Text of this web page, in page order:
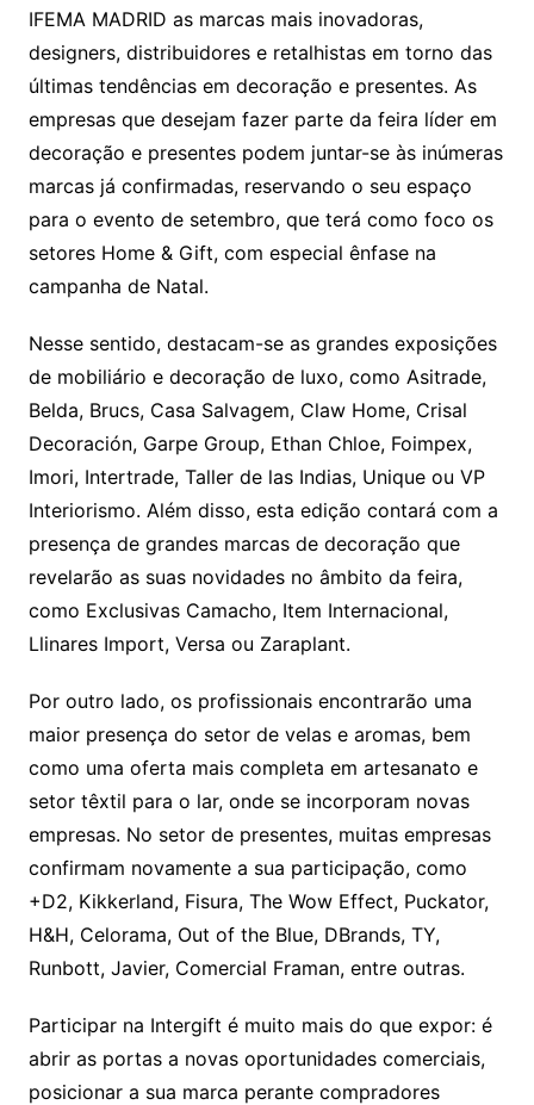
IFEMA MADRID as marcas mais inovadoras,
designers, distribuidores e retalhistas em torno das
últimas tendências em decoração e presentes. As
empresas que desejam fazer parte da feira líder em
decoração e presentes podem juntar-se às inúmeras
marcas já confirmadas, reservando o seu espaço
para o evento de setembro, que terá como foco os
setores Home & Gift, com especial ênfase na
campanha de Natal.
Nesse sentido, destacam-se as grandes exposições
de mobiliário e decoração de luxo, como Asitrade,
Belda, Brucs, Casa Salvagem, Claw Home, Crisal
Decoración, Garpe Group, Ethan Chloe, Foimpex,
Imori, Intertrade, Taller de las Indias, Unique ou VP
Interiorismo. Além disso, esta edição contará com a
presença de grandes marcas de decoração que
revelarão as suas novidades no âmbito da feira,
como Exclusivas Camacho, Item Internacional,
Llinares Import, Versa ou Zaraplant.
Por outro lado, os profissionais encontrarão uma
maior presença do setor de velas e aromas, bem
como uma oferta mais completa em artesanato e
setor têxtil para o lar, onde se incorporam novas
empresas. No setor de presentes, muitas empresas
confirmam novamente a sua participação, como
+D2, Kikkerland, Fisura, The Wow Effect, Puckator,
H&H, Celorama, Out of the Blue, DBrands, TY,
Runbott, Javier, Comercial Framan, entre outras.
Participar na Intergift é muito mais do que expor: é
abrir as portas a novas oportunidades comerciais,
posicionar a sua marca perante compradores